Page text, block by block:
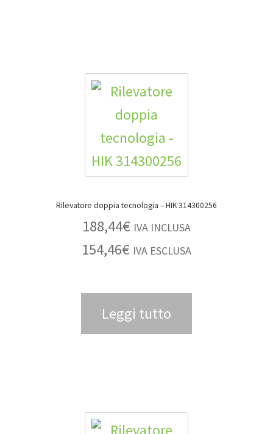
Rilevatore doppia tecnologia – HIK 314300256
188,44€ IVA INCLUSA
154,46€ IVA ESCLUSA
Leggi tutto